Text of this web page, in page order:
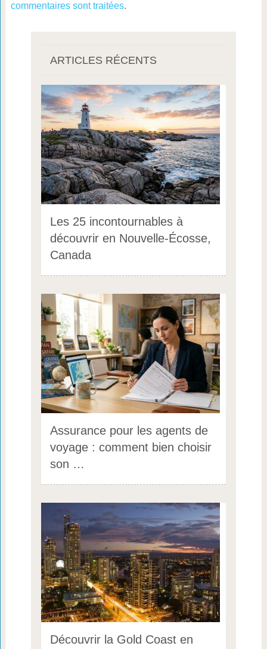
commentaires sont traitées.
ARTICLES RÉCENTS
Les 25 incontournables à
découvrir en Nouvelle-Écosse,
Canada
Assurance pour les agents de
voyage : comment bien choisir
son …
Découvrir la Gold Coast en